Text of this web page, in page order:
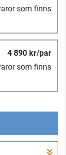
som finns
4 890 kr/par
som finns